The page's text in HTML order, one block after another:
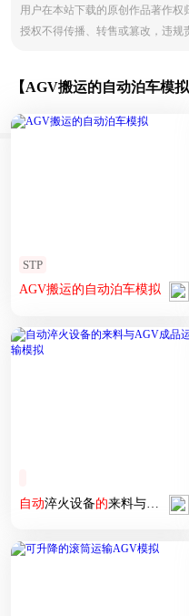
用户在本站下载的原创作品著作
授权不得传播、转售或篡改，违
【AGV搬运的自动泊车模
STP
AGV搬运的自动泊车模拟
自动淬火设备的来料与AGV成